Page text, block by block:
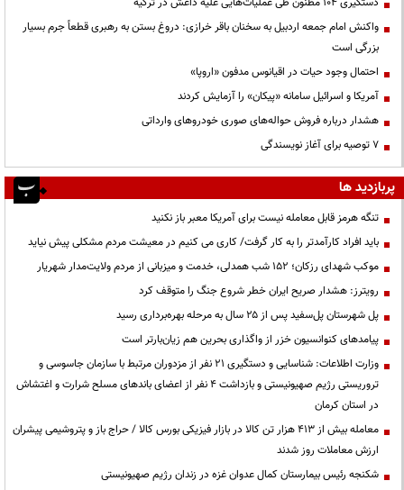
واکنش امام جمعه اردبیل به سخنان باقر خرازی: دروغ بستن به رهبری قطعاً جرم بسیار
بزرگی است
احتمال وجود حیات در اقیانوس مدفون «اروپا»
آمریکا و اسرائیل سامانه «پیکان» را آزمایش کردند
هشدار درباره فروش حواله‌های صوری خودروهای وارداتی
۷ توصیه برای آغاز نویسندگی
پربازدید ها
تنگه هرمز قابل معامله نیست برای آمریکا معبر باز نکنید
باید افراد کارآمدتر را به کار گرفت/ کاری می کنیم در معیشت مردم مشکلی پیش نیاید
موکب شهدای رزکان؛ ۱۵۲ شب همدلی، خدمت و میزبانی از مردم ولایت‌مدار شهریار
رویترز: هشدار صریح ایران خطر شروع جنگ را متوقف کرد
پل شهرستان پل‌سفید پس از ۲۵ سال به مرحله بهره‌برداری رسید
پیامدهای کنوانسیون خزر از واگذاری بحرین هم زیان‌بارتر است
وزارت اطلاعات: شناسایی و دستگیری ۲۱ نفر از مزدوران مرتبط با سازمان جاسوسی و
تروریستی رژیم صهیونیستی و بازداشت ۴ نفر از اعضای باندهای مسلح شرارت و اغتشاش
در استان کرمان
معامله بیش از ۴۱۳ هزار تن کالا در بازار فیزیکی بورس کالا / حراج باز و پتروشیمی پیشران
ارزش معاملات روز شدند
شکنجه رئیس بیمارستان کمال عدوان غزه در زندان رژیم صهیونیستی